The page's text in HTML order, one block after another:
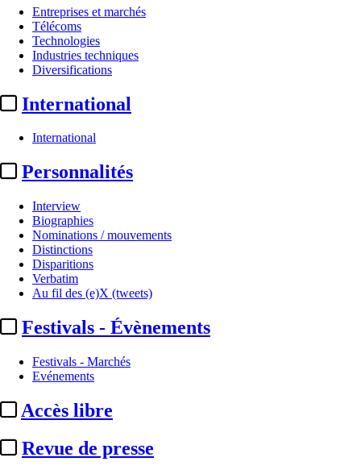
Entreprises et marchés
Télécoms
Technologies
Industries techniques
Diversifications
International
International
Personnalités
Interview
Biographies
Nominations / mouvements
Distinctions
Disparitions
Verbatim
Au fil des (e)X (tweets)
Festivals - Évènements
Festivals - Marchés
Evénements
Accès libre
Revue de presse
Audiences 02/06/2026 :
« Alexandra Ehle » et « Koh-
Lanta » au coude-à-coude